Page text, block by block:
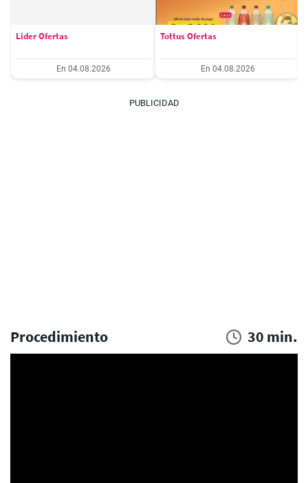
Lider Ofertas
En 04.08.2026
Tottus Ofertas
En 04.08.2026
PUBLICIDAD
Procedimiento 30 min.